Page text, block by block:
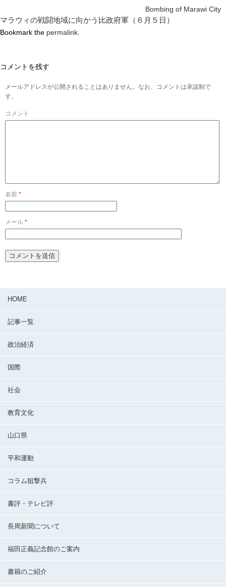
Bombing of Marawi City
マラウィの戦闘地域に向かう比政府軍（６月５日）
Bookmark the permalink
コメントを残す
メールアドレスが公開されることはありません。なお、コメントは承認制で
す。
コメント
名前 *
メール *
HOME
記事一覧
政治経済
国際
社会
教育文化
山口県
平和運動
コラム狙撃兵
書評・テレビ評
長周新聞について
福田正義記念館のご案内
書籍のご紹介